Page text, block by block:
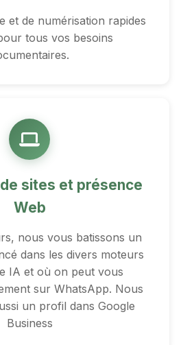
et de numérisation rapides
tous vos besoins
sites et présence
Web
nous vous batissons un
dans les divers moteurs
IA et où on peut vous
sur WhatsApp. Nous
un profil dans Google
Business